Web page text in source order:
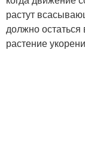
растут
должно
растение